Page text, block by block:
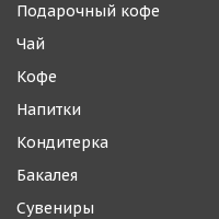
Подарочный кофе
Чай
Кофе
Напитки
Кондитерка
Бакалея
Сувениры